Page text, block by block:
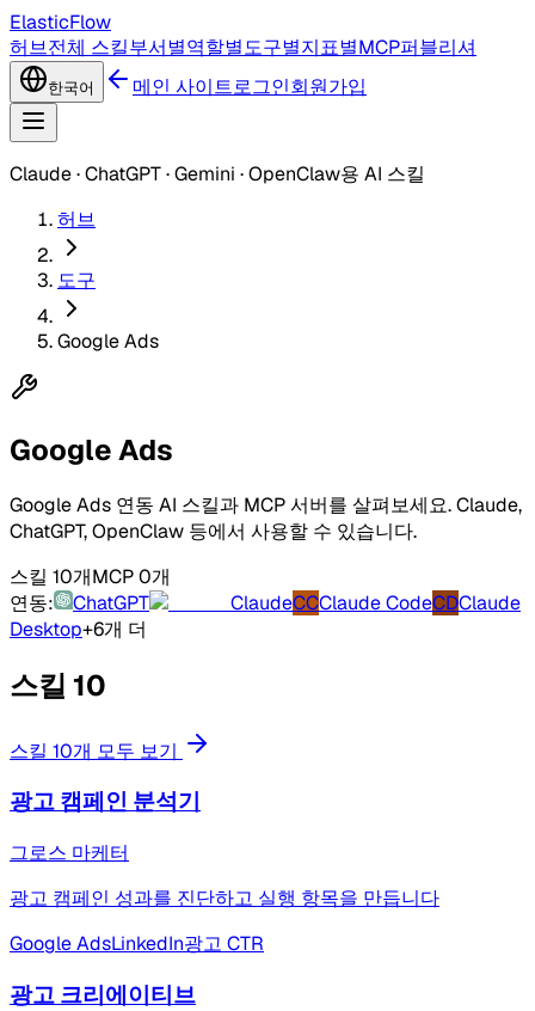
ElasticFlow
허브전체 스킬부서별역할별도구별지표별MCP퍼블리셔
한국어 메인 사이트로그인회원가입
Claude · ChatGPT · Gemini · OpenClaw용 AI 스킬
허브
도구
Google Ads
Google Ads
Google Ads 연동 AI 스킬과 MCP 서버를 살펴보세요. Claude,
ChatGPT, OpenClaw 등에서 사용할 수 있습니다.
스킬 10개MCP 0개
연동:
ChatGPT ClaudeCCClaude CodeCDClaude
Desktop+6개 더
스킬 10
스킬 10개 모두 보기
광고 캠페인 분석기
그로스 마케터
광고 캠페인 성과를 진단하고 실행 항목을 만듭니다
Google AdsLinkedIn광고 CTR
광고 크리에이티브